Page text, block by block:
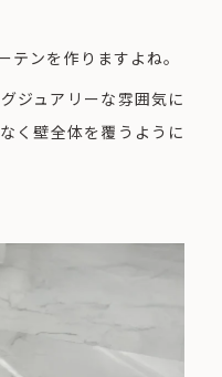
ンを作りますよね。
ジュアリーな雰囲気に
く壁全体を覆うように